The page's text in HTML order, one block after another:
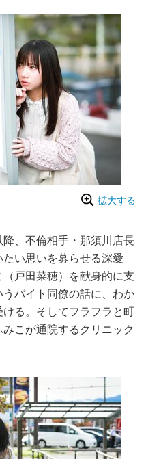
拡大する
、不倫相手・那須川店長
い思いを募らせる深愛
戸田菜穂）を献身的に支
バイト同僚の話に、わか
る。そしてフラフラと町
こが通院するクリニック